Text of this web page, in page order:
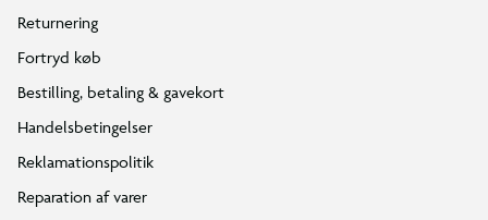
Returnering
Fortryd køb
Bestilling, betaling & gavekort
Handelsbetingelser
Reklamationspolitik
Reparation af varer